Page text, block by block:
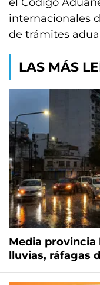
internacionales
de trámites
LAS MÁS
Media
lluvias, ráfagas